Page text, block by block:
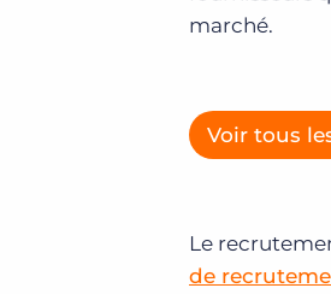
marché.
Voir tous
Le
de